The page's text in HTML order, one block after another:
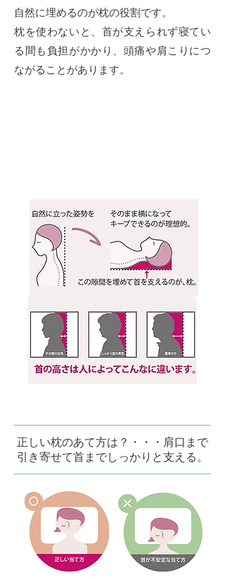
自然に埋めるのが枕の役割です。
枕を使わないと、首が支えられず寝てい
る間も負担がかかり、頭痛や肩こりにつ
ながることがあります。
正しい枕のあて方は？・・・肩口まで
引き寄せて首までしっかりと支える。